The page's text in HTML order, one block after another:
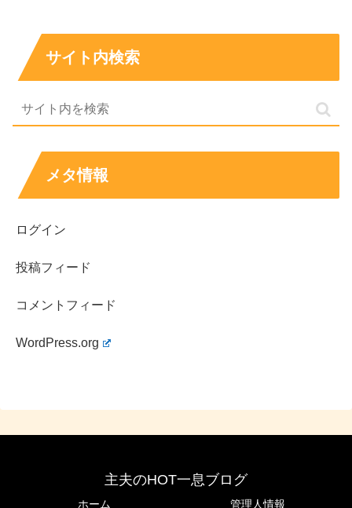
続いて過去の画像です↓↓
サイト内検索
メタ情報
ログイン
投稿フィード
コメントフィード
WordPress.org
主夫のHOT一息ブログ
ホーム 管理人情報